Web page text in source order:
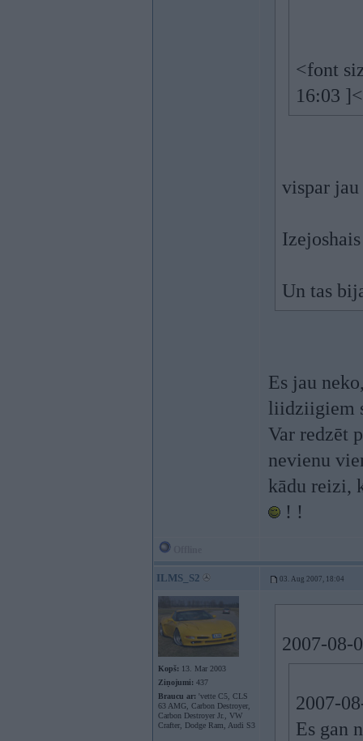
<font
16:03
vispar
Un tas
Es jau
liidziigiem
Var redzēt
nevienu
kādu reizi,
! !
ILMS_S2 03. Aug 2007, 18:04
Kopš: 13. Mar 2003
Ziņojumi: 437
Braucu ar: 'vette C5, CLS
63 AMG, Carbon Destroyer,
Carbon Destroyer Jr., VW
Crafter, Dodge Ram, Audi S3
2007-08-
2007-
Es gan